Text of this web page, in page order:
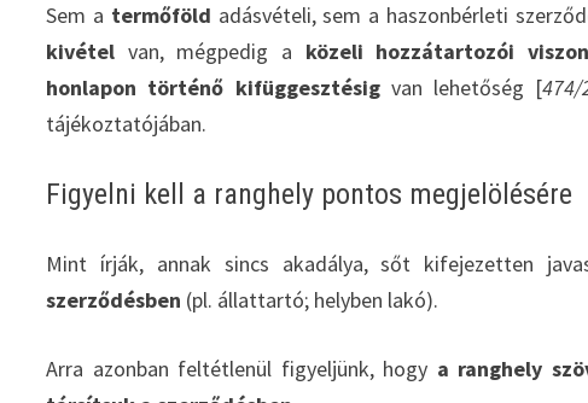
Sem a termőföld adásvételi, sem a haszonbérleti
kivétel van, mégpedig a közeli hozzátartozói
honlapon történő kifüggesztésigvan lehetőség [
tájékoztatójában.
Figyelni kell a ranghely pontos megjelölésére
Mint írják, annak sincs akadálya, sőt kifejezetten
szerződésben (pl. állattartó; helyben lakó).
Arra azonban feltétlenül figyeljünk, hogy a ranghely